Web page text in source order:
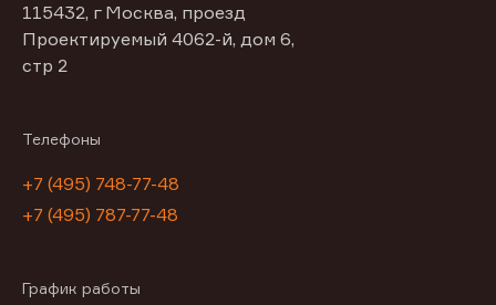
115432, г Москва, проезд
Проектируемый 4062-й, дом 6,
стр 2
Телефоны
+7 (495) 748-77-48
+7 (495) 787-77-48
График работы